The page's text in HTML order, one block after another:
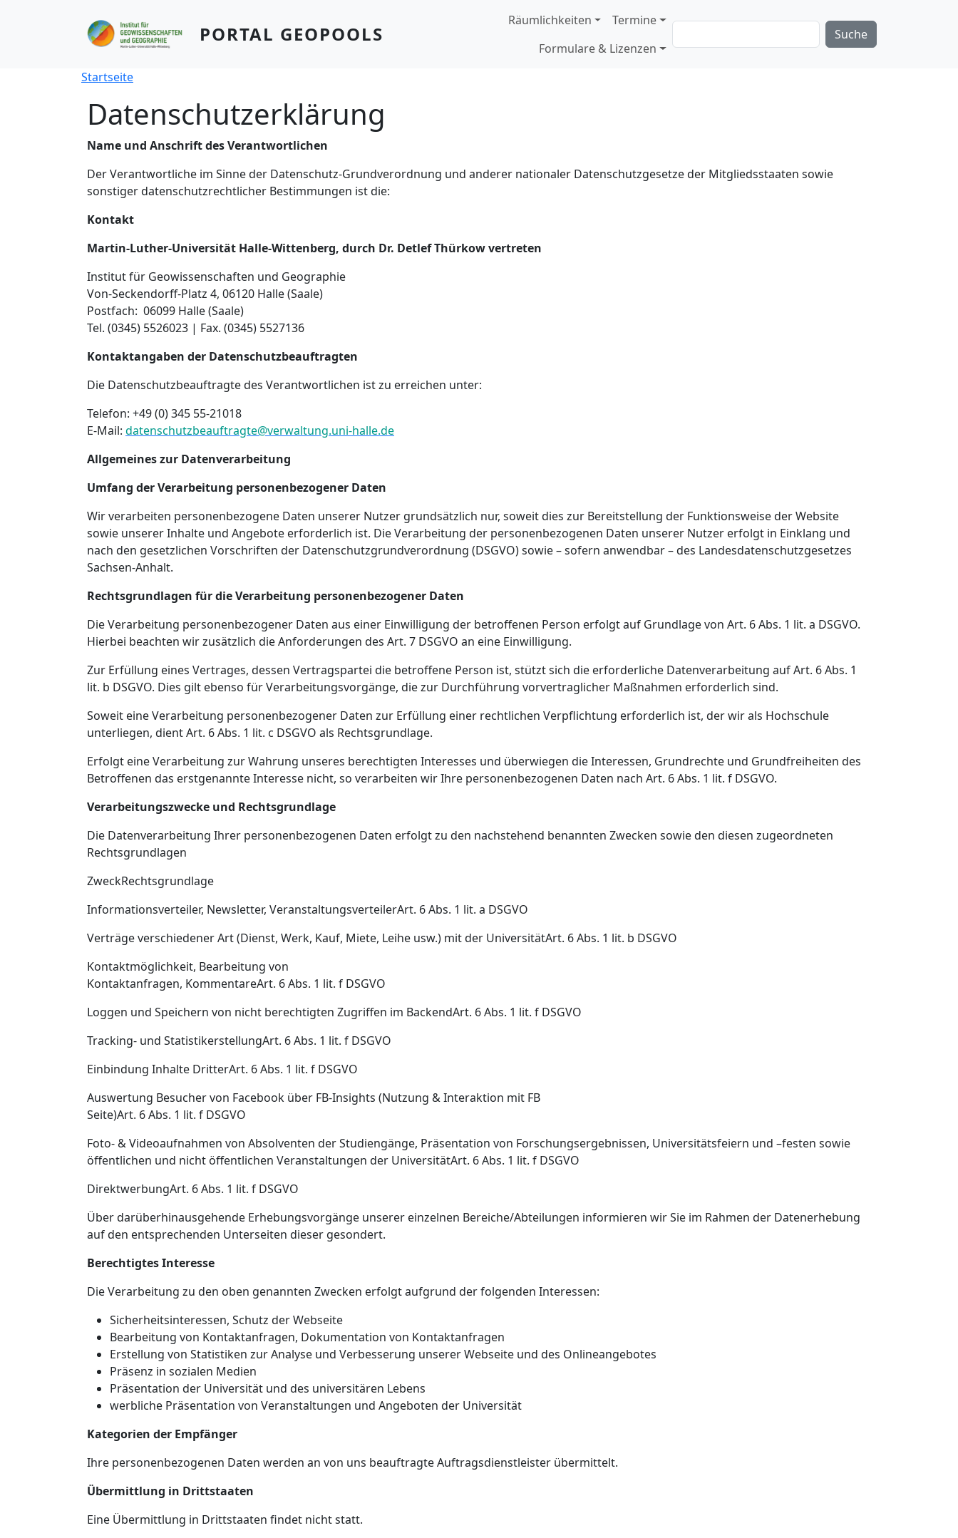
PORTAL GEOPOOLS
Hauptnavigation
Räumlichkeiten
Termine
Formulare & Lizenzen
Pfadnavigation
Startseite
Datenschutzerklärung
Name und Anschrift des Verantwortlichen
Der Verantwortliche im Sinne der Datenschutz-Grundverordnung und anderer nationaler Datenschutzgesetze der Mitgliedsstaaten sowie
sonstiger datenschutzrechtlicher Bestimmungen ist die:
Kontakt
Martin-Luther-Universität Halle-Wittenberg, durch Dr. Detlef Thürkow vertreten
Institut für Geowissenschaften und Geographie
Von-Seckendorff-Platz 4, 06120 Halle (Saale)
Postfach: 06099 Halle (Saale)
Tel. (0345) 5526023 | Fax. (0345) 5527136
Kontaktangaben der Datenschutzbeauftragten
Die Datenschutzbeauftragte des Verantwortlichen ist zu erreichen unter:
Telefon: +49 (0) 345 55-21018
E-Mail: datenschutzbeauftragte@verwaltung.uni-halle.de
Allgemeines zur Datenverarbeitung
Umfang der Verarbeitung personenbezogener Daten
Wir verarbeiten personenbezogene Daten unserer Nutzer grundsätzlich nur, soweit dies zur Bereitstellung der Funktionsweise der Website
sowie unserer Inhalte und Angebote erforderlich ist. Die Verarbeitung der personenbezogenen Daten unserer Nutzer erfolgt in Einklang und
nach den gesetzlichen Vorschriften der Datenschutzgrundverordnung (DSGVO) sowie – sofern anwendbar – des Landesdatenschutzgesetzes
Sachsen-Anhalt.
Rechtsgrundlagen für die Verarbeitung personenbezogener Daten
Die Verarbeitung personenbezogener Daten aus einer Einwilligung der betroffenen Person erfolgt auf Grundlage von Art. 6 Abs. 1 lit. a DSGVO.
Hierbei beachten wir zusätzlich die Anforderungen des Art. 7 DSGVO an eine Einwilligung.
Zur Erfüllung eines Vertrages, dessen Vertragspartei die betroffene Person ist, stützt sich die erforderliche Datenverarbeitung auf Art. 6 Abs. 1
lit. b DSGVO. Dies gilt ebenso für Verarbeitungsvorgänge, die zur Durchführung vorvertraglicher Maßnahmen erforderlich sind.
Soweit eine Verarbeitung personenbezogener Daten zur Erfüllung einer rechtlichen Verpflichtung erforderlich ist, der wir als Hochschule
unterliegen, dient Art. 6 Abs. 1 lit. c DSGVO als Rechtsgrundlage.
Erfolgt eine Verarbeitung zur Wahrung unseres berechtigten Interesses und überwiegen die Interessen, Grundrechte und Grundfreiheiten des
Betroffenen das erstgenannte Interesse nicht, so verarbeiten wir Ihre personenbezogenen Daten nach Art. 6 Abs. 1 lit. f DSGVO.
Verarbeitungszwecke und Rechtsgrundlage
Die Datenverarbeitung Ihrer personenbezogenen Daten erfolgt zu den nachstehend benannten Zwecken sowie den diesen zugeordneten
Rechtsgrundlagen
ZweckRechtsgrundlage
Informationsverteiler, Newsletter, VeranstaltungsverteilerArt. 6 Abs. 1 lit. a DSGVO
Verträge verschiedener Art (Dienst, Werk, Kauf, Miete, Leihe usw.) mit der UniversitätArt. 6 Abs. 1 lit. b DSGVO
Kontaktmöglichkeit, Bearbeitung von
Kontaktanfragen, KommentareArt. 6 Abs. 1 lit. f DSGVO
Loggen und Speichern von nicht berechtigten Zugriffen im BackendArt. 6 Abs. 1 lit. f DSGVO
Tracking- und StatistikerstellungArt. 6 Abs. 1 lit. f DSGVO
Einbindung Inhalte DritterArt. 6 Abs. 1 lit. f DSGVO
Auswertung Besucher von Facebook über FB-Insights (Nutzung & Interaktion mit FB
Seite)Art. 6 Abs. 1 lit. f DSGVO
Foto- & Videoaufnahmen von Absolventen der Studiengänge, Präsentation von Forschungsergebnissen, Universitätsfeiern und –festen sowie
öffentlichen und nicht öffentlichen Veranstaltungen der UniversitätArt. 6 Abs. 1 lit. f DSGVO
DirektwerbungArt. 6 Abs. 1 lit. f DSGVO
Über darüberhinausgehende Erhebungsvorgänge unserer einzelnen Bereiche/Abteilungen informieren wir Sie im Rahmen der Datenerhebung
auf den entsprechenden Unterseiten dieser gesondert.
Berechtigtes Interesse
Die Verarbeitung zu den oben genannten Zwecken erfolgt aufgrund der folgenden Interessen:
Sicherheitsinteressen, Schutz der Webseite
Bearbeitung von Kontaktanfragen, Dokumentation von Kontaktanfragen
Erstellung von Statistiken zur Analyse und Verbesserung unserer Webseite und des Onlineangebotes
Präsenz in sozialen Medien
Präsentation der Universität und des universitären Lebens
werbliche Präsentation von Veranstaltungen und Angeboten der Universität
Kategorien der Empfänger
Ihre personenbezogenen Daten werden an von uns beauftragte Auftragsdienstleister übermittelt.
Übermittlung in Drittstaaten
Eine Übermittlung in Drittstaaten findet nicht statt.